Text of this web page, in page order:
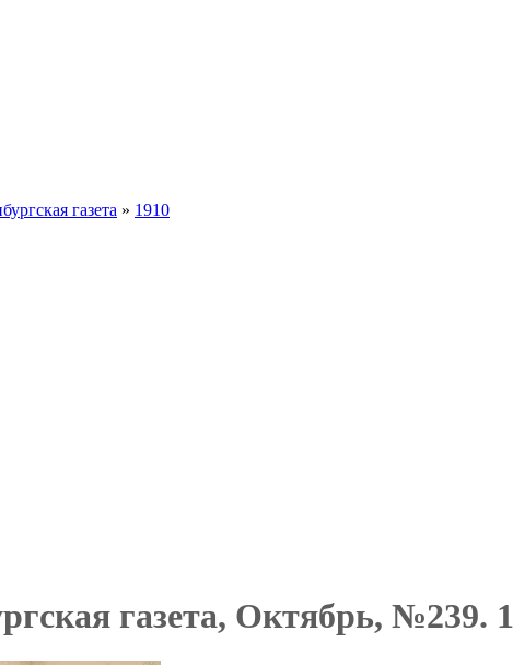
газета » 1910
газета, Октябрь, №239.